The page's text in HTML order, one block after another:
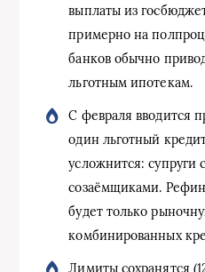
выплаты из
примерно на
банков обычно
льготным ипотекам.
С февраля вводится
один льготный
усложнится: супруги
созаёмщиками.
будет только
комбинированных
Лимиты сохранятся